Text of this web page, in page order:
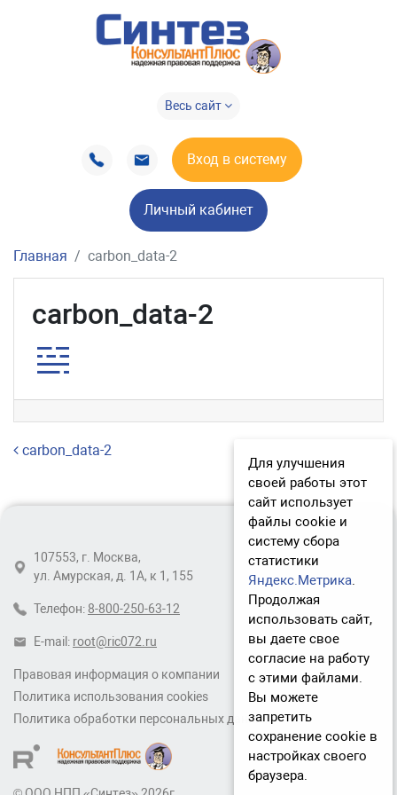
Весь сайт
Вход в систему
Личный кабинет
Главная carbon_data-2
carbon_data-2
Навигация по записям
carbon_data-2
Правовая информация о компании
Политика использования cookies
Политика обработки персональных данных
107553, г. Москва,
ул. Амурская, д. 1А, к 1, 155
Телефон: 8-800-250-63-12
E-mail: root@ric072.ru
Для улучшения
своей работы этот
сайт использует
файлы cookie и
систему сбора
статистики
Яндекс.Метрика.
Продолжая
использовать сайт,
вы даете свое
согласие на работу
с этими файлами.
Вы можете
запретить
сохранение cookie в
настройках своего
браузера.